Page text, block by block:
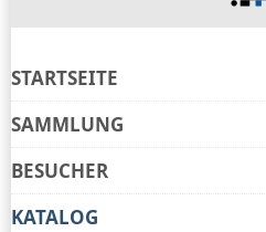
STARTSEITE
SAMMLUNG
BESUCHER
KATALOG